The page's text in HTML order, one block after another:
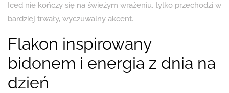
Iced nie kończy się na świeżym wrażeniu, tylko przechodzi w
bardziej trwały, wyczuwalny akcent.
Flakon inspirowany
bidonem i energia z dnia na
dzień